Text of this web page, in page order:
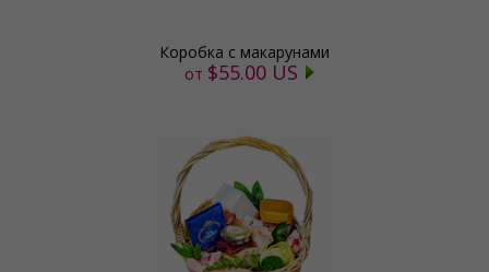
Коробка с макарунами
от $55.00 US